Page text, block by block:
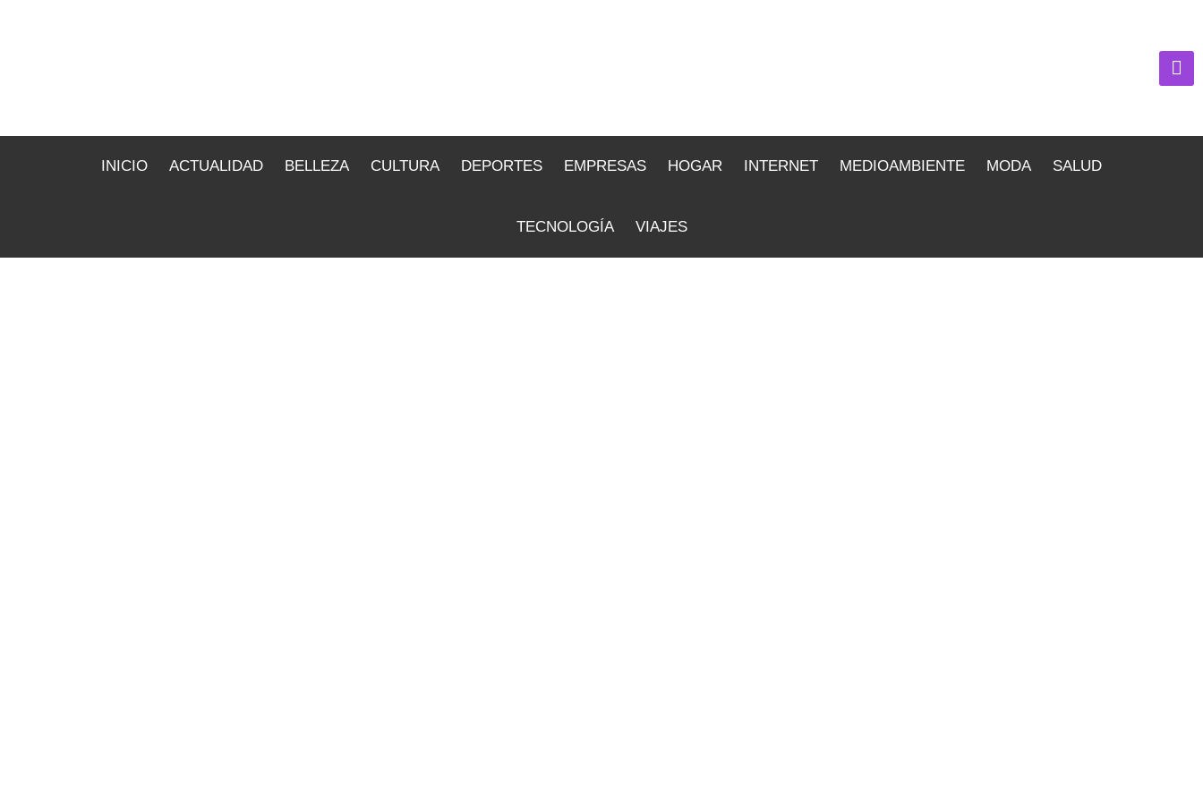
INICIO ACTUALIDAD BELLEZA CULTURA DEPORTES EMPRESAS HOGAR INTERNET MEDIOAMBIENTE MODA SALUD
TECNOLOGÍA VIAJES